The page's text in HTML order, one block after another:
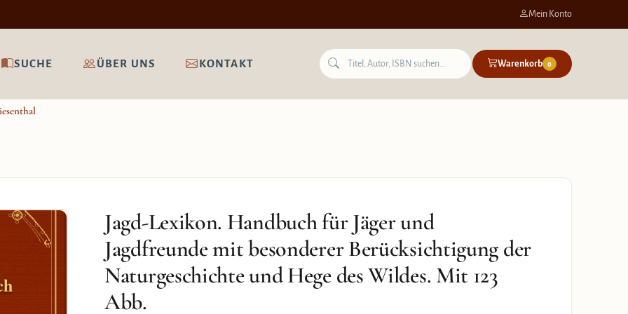
Mein Konto
SUCHE ÜBER UNS KONTAKT Warenkorb 0
Jagd-Lexikon. Handbuch für Jäger und
Jagdfreunde mit besonderer Berücksichtigung der
Naturgeschichte und Hege des Wildes. Mit 123
Abb.